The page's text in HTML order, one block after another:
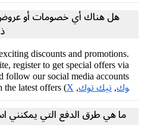
هل هناك أي خصومات أو عروض
ذهب و
exciting discounts and
register to get special offers
and follow our social media
تيك توك,
X
) to stay updated on the latest offers.
هي طرق الدفع التي يمكنني